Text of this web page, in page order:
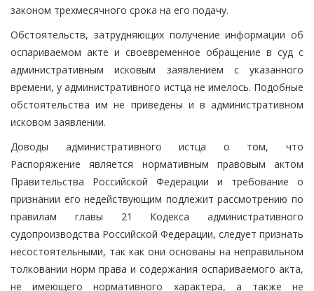
законом трехмесячного срока на его подачу.
Обстоятельств, затрудняющих получение информации об
оспариваемом акте и своевременное обращение в суд с
административным исковым заявлением с указанного
времени, у административного истца не имелось. Подобные
обстоятельства им не приведены и в административном
исковом заявлении.
Доводы административного истца о том, что
Распоряжение является нормативным правовым актом
Правительства Российской Федерации и требование о
признании его недействующим подлежит рассмотрению по
правилам главы 21 Кодекса административного
судопроизводства Российской Федерации, следует признать
несостоятельными, так как они основаны на неправильном
толковании норм права и содержания оспариваемого акта,
не имеющего нормативного характера, а также не